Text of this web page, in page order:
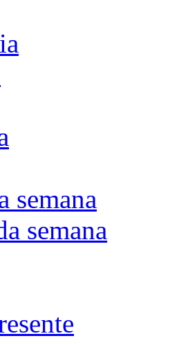
semana
semana